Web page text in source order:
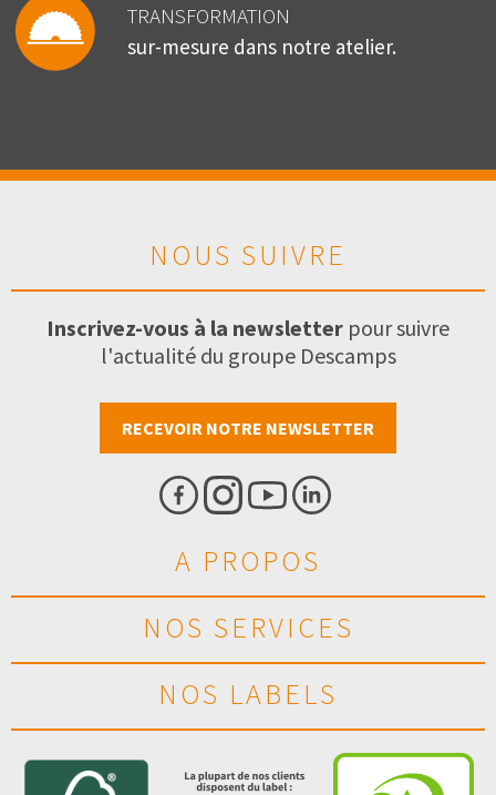
TRANSFORMATION
sur-mesure dans notre atelier.
NOUS SUIVRE
Inscrivez-vous à la newsletter pour suivre
l'actualité du groupe Descamps
RECEVOIR NOTRE NEWSLETTER
A PROPOS
NOS SERVICES
NOS LABELS